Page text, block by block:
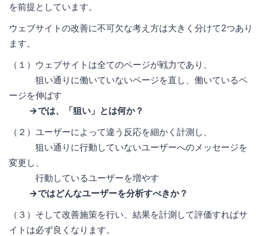
を前提としています。
ウェブサイトの改善に不可欠な考え方は大きく分けて2つあり
ます。
（１）ウェブサイトは全てのページが戦力であり、
狙い通りに働いていないページを直し、働いているペ
ージを伸ばす
→では、「狙い」とは何か？
（２）ユーザーによって違う反応を細かく計測し、
狙い通りに行動していないユーザーへのメッセージを
変更し、
行動しているユーザーを増やす
→ではどんなユーザーを分析すべきか？
（３）そして改善施策を行い、結果を計測して評価すればサ
イトは必ず良くなります。